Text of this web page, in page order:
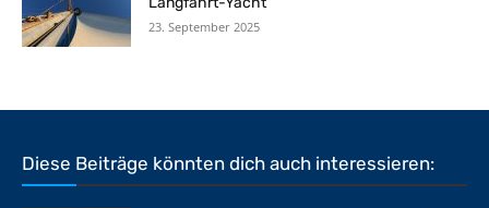
23. September 2025
Diese Beiträge könnten dich auch interessieren: